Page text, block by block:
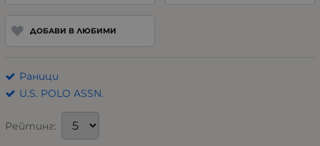
ДОБАВИ В ЛЮБИМИ
Раници
U.S. POLO ASSN.
Рейтинг: